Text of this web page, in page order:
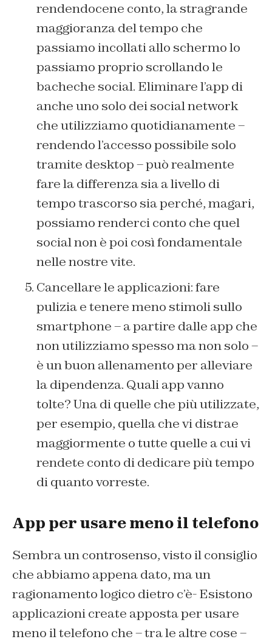
rendendocene conto, la stragrande
maggioranza del tempo che
passiamo incollati allo schermo lo
passiamo proprio scrollando le
bacheche social. Eliminare l’app di
anche uno solo dei social network
che utilizziamo quotidianamente –
rendendo l’accesso possibile solo
tramite desktop – può realmente
fare la differenza sia a livello di
tempo trascorso sia perché, magari,
possiamo renderci conto che quel
social non è poi così fondamentale
nelle nostre vite.
Cancellare le applicazioni: fare
pulizia e tenere meno stimoli sullo
smartphone – a partire dalle app che
non utilizziamo spesso ma non solo –
è un buon allenamento per alleviare
la dipendenza. Quali app vanno
tolte? Una di quelle che più utilizzate,
per esempio, quella che vi distrae
maggiormente o tutte quelle a cui vi
rendete conto di dedicare più tempo
di quanto vorreste.
App per usare meno il telefono
Sembra un controsenso, visto il consiglio
che abbiamo appena dato, ma un
ragionamento logico dietro c’è- Esistono
applicazioni create apposta per usare
meno il telefono che – tra le altre cose –